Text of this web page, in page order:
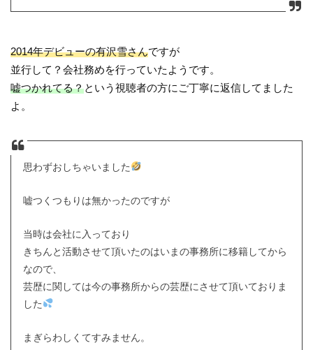
2014年デビューの有沢雪さんですが
並行して？会社務めを行っていたようです。
嘘つかれてる？という視聴者の方にご丁寧に返信してました
よ。
思わずおしちゃいました
嘘つくつもりは無かったのですが
当時は会社に入っており
きちんと活動させて頂いたのはいまの事務所に移籍してから
なので、
芸歴に関しては今の事務所からの芸歴にさせて頂いておりま
した
まぎらわしくてすみません。